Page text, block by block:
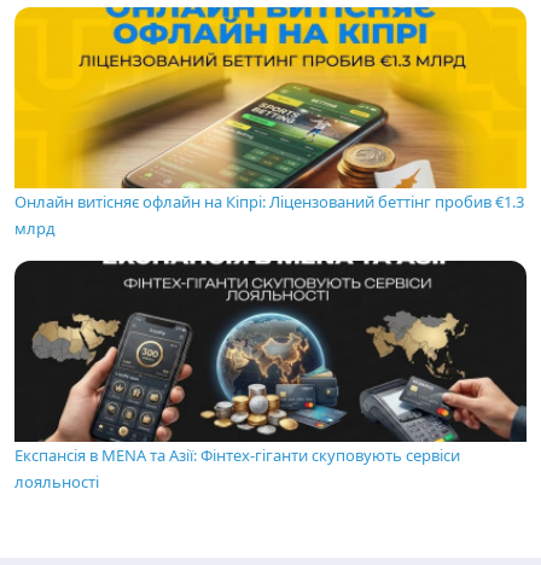
Онлайн витісняє офлайн на Кіпрі: Ліцензований беттінг пробив €1.3
млрд
Експансія в MENA та Азії: Фінтех-гіганти скуповують сервіси
лояльності